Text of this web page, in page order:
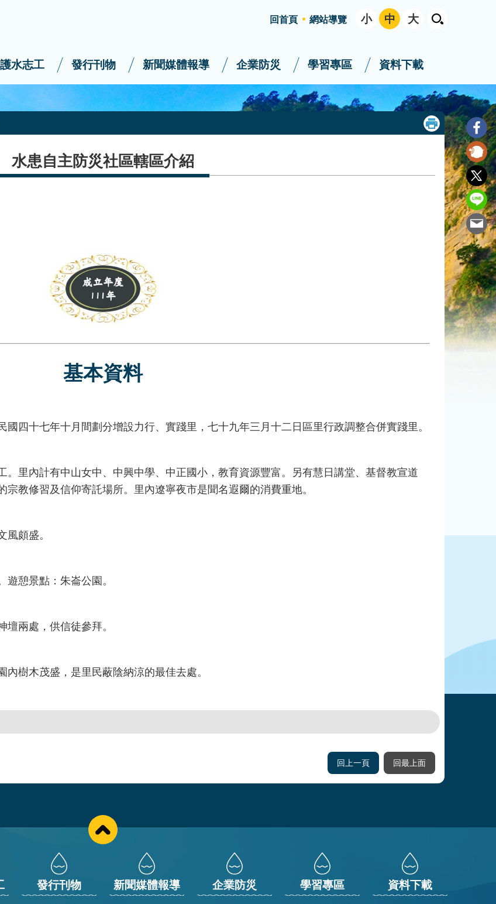
回首頁
網站導覽 小 中 大
水志工 發行刊物 新聞媒體報導 企業防災 學習專區 資料下載
水患自主防災社區轄區介紹
基本資料
十七年十月間劃分增設力行、實踐里，七十九年三月十二日區里行政調整合併實踐里。
里內計有中山女中、中興中學、中正國小，教育資源豐富。另有慧日講堂、基督教宣道
教修習及信仰寄託場所。里內遼寧夜市是聞名遐爾的消費重地。
頗盛。
憩景點：朱崙公園。
兩處，供信徒參拜。
樹木茂盛，是里民蔽陰納涼的最佳去處。
回上一頁 回最上面
發行刊物 新聞媒體報導 企業防災 學習專區 資料下載